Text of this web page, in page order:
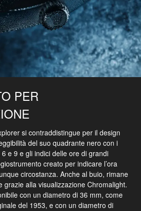
PER
si contraddistingue per il design
del suo quadrante nero con i
e 9 e gli indici delle ore di grandi
creato per indicare l’ora
circostanza. Anche al buio, rimane
grazie alla visualizzazione Chromalight.
con un diametro di 36 mm, come
del 1953, e con un diametro di